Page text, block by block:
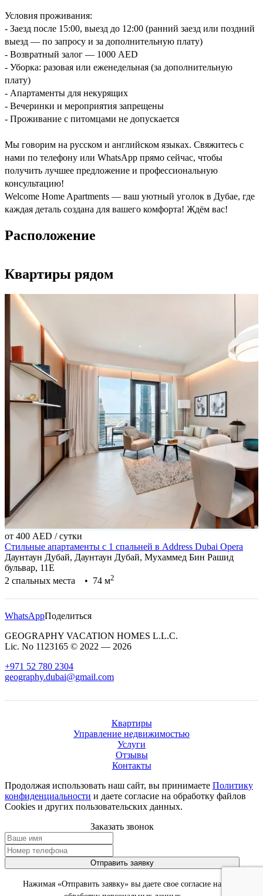
Условия проживания:
- Заезд после 15:00, выезд до 12:00 (ранний заезд или поздний
выезд — по запросу и за дополнительную плату)
- Возвратный залог — 1000 AED
- Уборка: разовая или еженедельная (за дополнительную
плату)
- Апартаменты для некурящих
- Вечеринки и мероприятия запрещены
- Проживание с питомцами не допускается
Мы говорим на русском и английском языках. Свяжитесь с
нами по телефону или WhatsApp прямо сейчас, чтобы
получить лучшее предложение и профессиональную
консультацию!
Welcome Home Apartments — ваш уютный уголок в Дубае, где
каждая деталь создана для вашего комфорта! Ждём вас!
Расположение
Квартиры рядом
от 400 AED / сутки
Стильные апартаменты с 1 спальней в Address Dubai Opera
Даунтаун Дубай, Даунтаун Дубай, Мухаммед Бин Рашид
бульвар, 11E
2 спальных места • 74 м2
WhatsAppПоделиться
GEOGRAPHY VACATION HOMES L.L.C.
Lic. No 1123165 © 2022 — 2026
+971 52 780 2304
geography.dubai@gmail.com
Квартиры
Управление недвижимостью
Услуги
Отзывы
Контакты
Продолжая использовать наш сайт, вы принимаете Политику
конфиденциальности и даете согласие на обработку файлов
Cookies и других пользовательских данных.
Заказать звонок
Отправить заявку
Нажимая «Отправить заявку» вы даете свое согласие на